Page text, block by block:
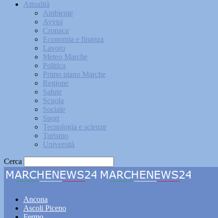
Attualità
Ambiente
Avvisi
Cronaca
Economia e finanza
Lavoro
Meteo Marche
Politica
Primo piano Marche
Regione
Salute
Scuola
Sociale
Sport
Tecnologia e scienze
Turismo
Università
Cerca
Ancona
Ascoli Piceno